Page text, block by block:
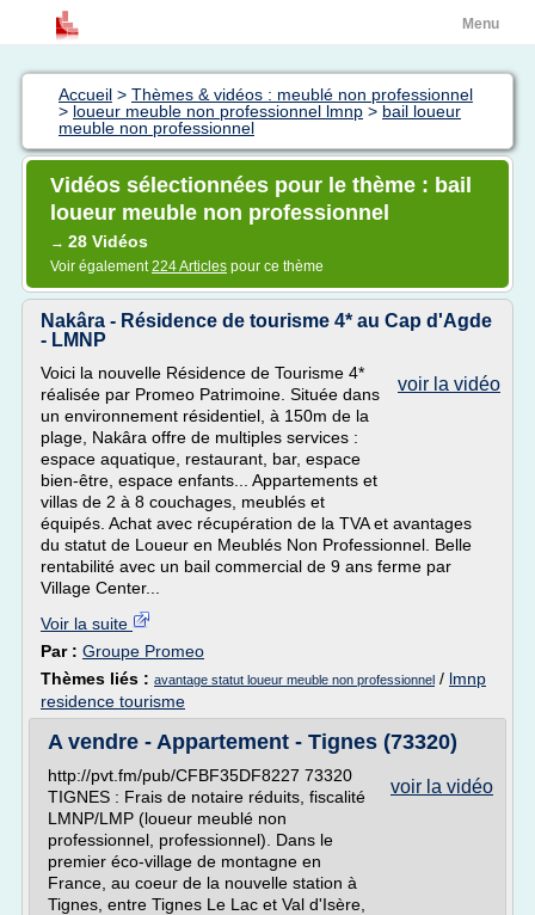
Menu
Accueil > Thèmes & vidéos : meublé non professionnel
> loueur meuble non professionnel lmnp > bail loueur
meuble non professionnel
Vidéos sélectionnées pour le thème : bail
loueur meuble non professionnel
→ 28 Vidéos
Voir également224 Articles pour ce thème
Nakâra - Résidence de tourisme 4* au Cap d'Agde
- LMNP
voir la vidéo
Voici la nouvelle Résidence de Tourisme 4*
réalisée par Promeo Patrimoine. Située dans
un environnement résidentiel, à 150m de la
plage, Nakâra offre de multiples services :
espace aquatique, restaurant, bar, espace
bien-être, espace enfants... Appartements et
villas de 2 à 8 couchages, meublés et
équipés. Achat avec récupération de la TVA et avantages
du statut de Loueur en Meublés Non Professionnel. Belle
rentabilité avec un bail commercial de 9 ans ferme par
Village Center...
Voir la suite
Par : Groupe Promeo
Thèmes liés : avantage statut loueur meuble non professionnel / lmnp
residence tourisme
A vendre - Appartement - Tignes (73320)
voir la vidéo
http://pvt.fm/pub/CFBF35DF8227 73320
TIGNES : Frais de notaire réduits, fiscalité
LMNP/LMP (loueur meublé non
professionnel, professionnel). Dans le
premier éco-village de montagne en
France, au coeur de la nouvelle station à
Tignes, entre Tignes Le Lac et Val d'Isère,